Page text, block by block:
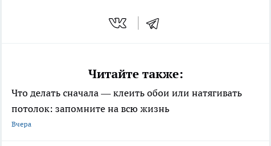
Читайте также:
Что делать сначала — клеить обои или натягивать
потолок: запомните на всю жизнь
Вчера